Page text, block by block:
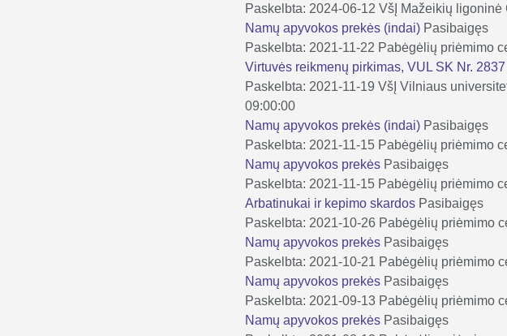
Paskelbta: 2024-06-12 VšĮ Mažeikių ligoninė
Namų apyvokos prekės (indai) Pasibaigęs
Paskelbta: 2021-11-22 Pabėgėlių priėmimo
Virtuvės reikmenų pirkimas, VUL SK Nr. 2837
Paskelbta: 2021-11-19 VšĮ Vilniaus
09:00:00
Namų apyvokos prekės (indai) Pasibaigęs
Paskelbta: 2021-11-15 Pabėgėlių priėmimo
Namų apyvokos prekės Pasibaigęs
Paskelbta: 2021-11-15 Pabėgėlių priėmimo
Arbatinukai ir kepimo skardos Pasibaigęs
Paskelbta: 2021-10-26 Pabėgėlių priėmimo
Namų apyvokos prekės Pasibaigęs
Paskelbta: 2021-10-21 Pabėgėlių priėmimo
Namų apyvokos prekės Pasibaigęs
Paskelbta: 2021-09-13 Pabėgėlių priėmimo
Namų apyvokos prekės Pasibaigęs